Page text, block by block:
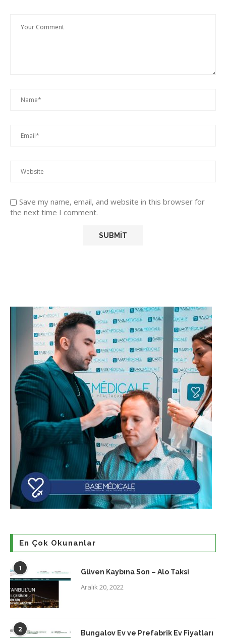
Save my name, email, and website in this browser for
the next time I comment.
En Çok Okunanlar
1 Güven Kaybına Son – Alo Taksi
Aralık 20, 2022
2 Bungalov Ev ve Prefabrik Ev Fiyatları